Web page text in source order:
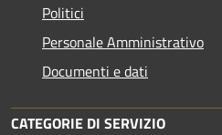
Politici
Personale Amministrativo
Documenti e dati
CATEGORIE DI SERVIZIO